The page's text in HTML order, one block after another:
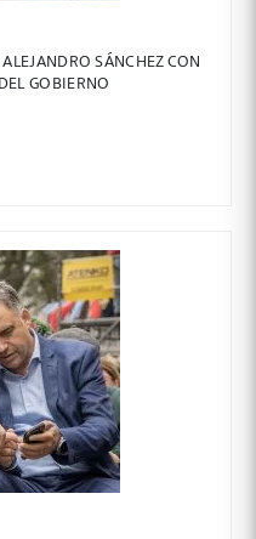
SÁNCHEZ CON
GOBIERNO